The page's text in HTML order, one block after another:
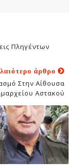
Πληγέντων
άρθρο
Στην Αίθουσα
Αστακού